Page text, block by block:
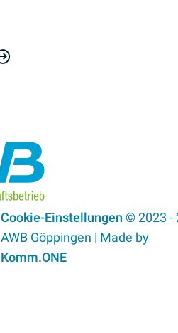
Cookie-Einstellungen © 2023 -
AWB Göppingen | Made by
Komm.ONE